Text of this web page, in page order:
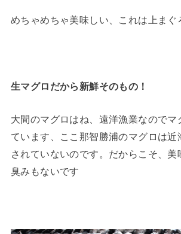
めちゃめちゃ美味しい、これは上まぐ
生マグロだから新鮮そのもの！
大間のマグロはね、遠洋漁業なのでマ
ています、ここ那智勝浦のマグロは近
されていないのです。だからこそ、美
臭みもないです